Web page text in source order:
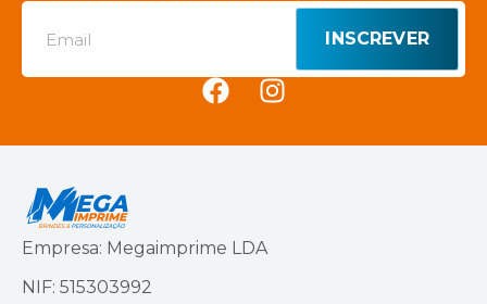
INSCREVER
Empresa: Megaimprime LDA
NIF: 515303992